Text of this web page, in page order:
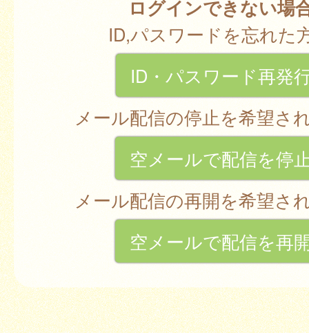
ログインできない場
ID,パスワードを忘れた
ID・パスワード再発
メール配信の停止を希望さ
空メールで配信を停
メール配信の再開を希望さ
空メールで配信を再